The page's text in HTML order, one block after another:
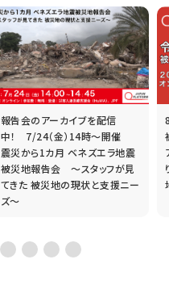
報告会のアーカイブを配信
中！ 7/24（金）14時～開催
震災から1カ月 ベネズエラ地震
被災地報告会 ～スタッフが見
てきた 被災地の現状と支援ニー
ズ～